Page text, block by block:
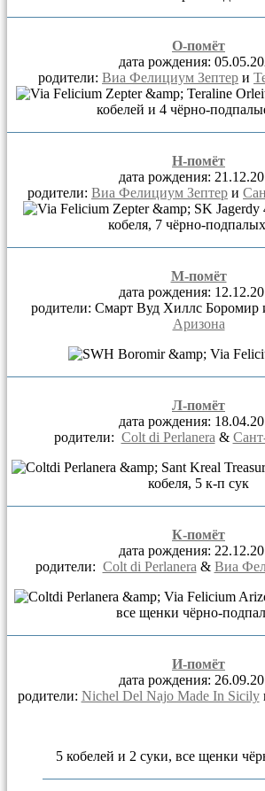
О-помёт
дата рождения:
родители: Виа Фелициум Зептер и
кобелей и 4 чёрно-
Н-помёт
дата рождения:
родители: Виа Фелициум Зептер и
кобеля, 7 чёрно-
М-помёт
дата рождения:
родители: Смарт Вуд Хиллс Боромир
Аризона
Л-помёт
дата рождения:
родители: Colt di Perlanera &
кобеля, 5 к-п сук
К-помёт
дата рождения:
родители: Colt di Perlanera & Виа
все щенки чёрно-
И-помёт
дата рождения:
родители: Nichel Del Najo Made In Sicily
5 кобелей и 2 суки, все щенки